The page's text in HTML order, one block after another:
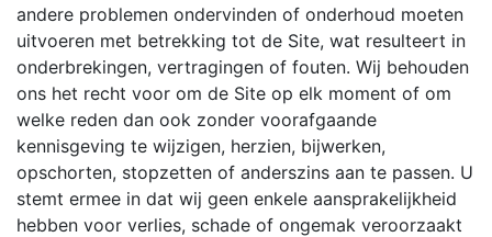
andere problemen ondervinden of onderhoud moeten
uitvoeren met betrekking tot de Site, wat resulteert in
onderbrekingen, vertragingen of fouten. Wij behouden
ons het recht voor om de Site op elk moment of om
welke reden dan ook zonder voorafgaande
kennisgeving te wijzigen, herzien, bijwerken,
opschorten, stopzetten of anderszins aan te passen. U
stemt ermee in dat wij geen enkele aansprakelijkheid
hebben voor verlies, schade of ongemak veroorzaakt